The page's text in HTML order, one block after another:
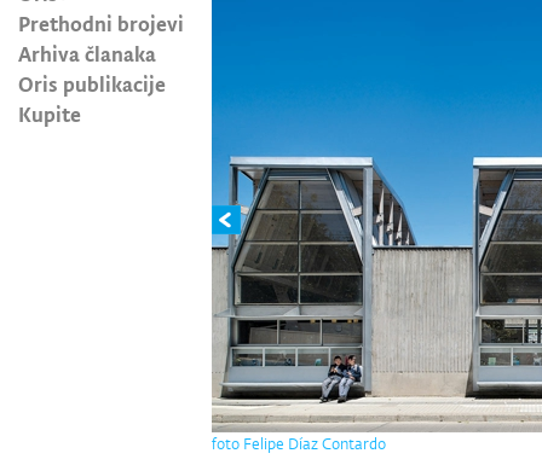
Prethodni brojevi
Arhiva članaka
Oris publikacije
Kupite
foto Felipe Díaz Contardo